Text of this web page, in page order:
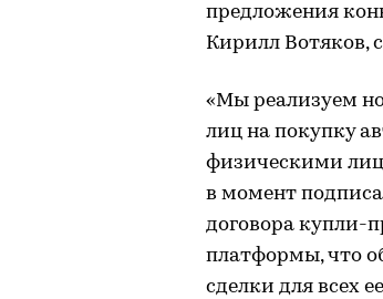
предложения
Кирилл Вотяков,
«Мы реализуем
лиц на покупку
физическими
в момент
договора купли-
платформы, что
сделки для всех